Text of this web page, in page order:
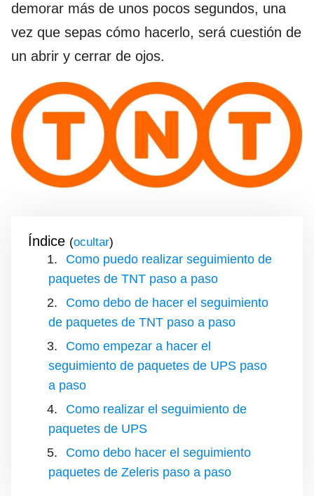
demorar más de unos pocos segundos, una
vez que sepas cómo hacerlo, será cuestión de
un abrir y cerrar de ojos.
Índice ( )
Como puedo realizar seguimiento de
paquetes de TNT paso a paso
Como debo de hacer el seguimiento
de paquetes de TNT paso a paso
Como empezar a hacer el
seguimiento de paquetes de UPS paso
a paso
Como realizar el seguimiento de
paquetes de UPS
Como debo hacer el seguimiento
paquetes de Zeleris paso a paso